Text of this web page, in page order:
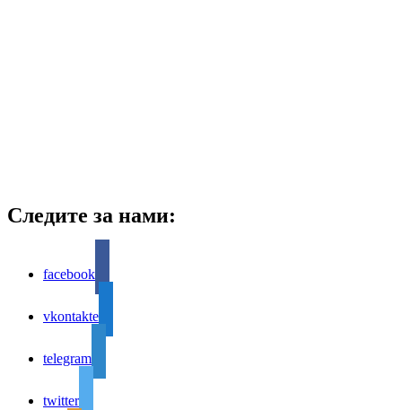
Следите за нами:
facebook
vkontakte
telegram
twitter